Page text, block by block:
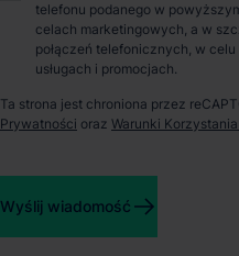
Panattoni City Logistics
dewelopera na rynku
nowoczesnej powierzchni
do najbliższej drogi
kolejowej niecałe 9 km.
świadczący o
rozwiązaniach zastosowanych
telefonu podanego w
celach marketingowych, a w
połączeń telefonicznych, w
usługach i promocjach.
Ta strona jest chroniona przez
Prywatności oraz Warunki Korzystania
Wyślij wiadomość